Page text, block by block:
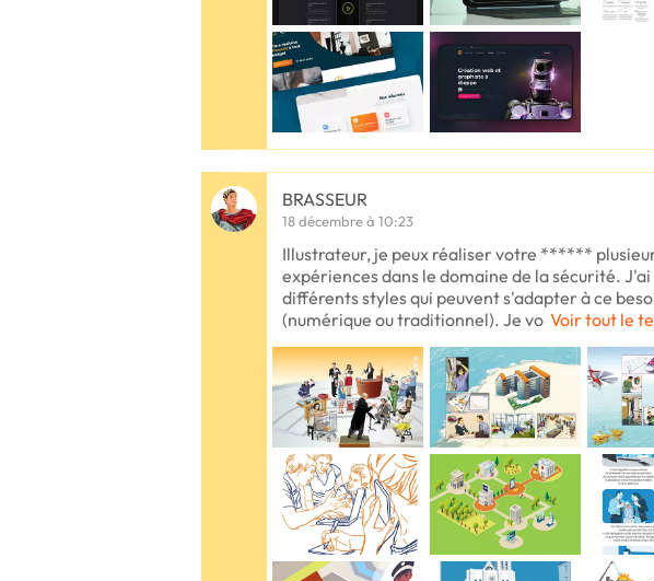
BRASSEUR
18 décembre à 10:23
Illustrateur, je peux réaliser votre ******
expériences dans le domaine de la sécurité. J'ai
différents styles qui peuvent s'adapter à ce
(numérique ou traditionnel). Je vo Voir tout le